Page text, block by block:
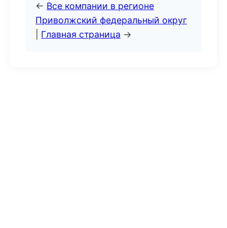
← Все компании в регионе
Приволжский федеральный округ
Главная страница →